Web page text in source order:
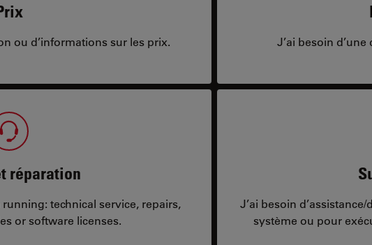
ou d’informations sur les prix. J’ai besoin
réparation
technical service, repairs,
or software licenses.
J’ai besoin
système ou pour